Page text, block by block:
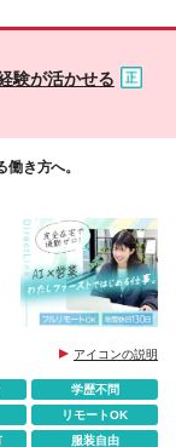
、ライフステージ
れる環境です。実際
リアルで交流できま
りが中心ですが、
のモチベーションも
3F
験が活かせる
き方へ。
アイコンの説明
学歴不問
リモートOK
服装自由